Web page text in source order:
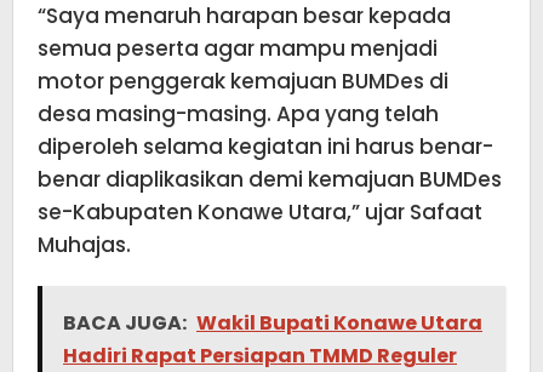
“Saya menaruh harapan besar kepada
semua peserta agar mampu menjadi
motor penggerak kemajuan BUMDes di
desa masing-masing. Apa yang telah
diperoleh selama kegiatan ini harus benar-
benar diaplikasikan demi kemajuan BUMDes
se-Kabupaten Konawe Utara,” ujar Safaat
Muhajas.
BACA JUGA: Wakil Bupati Konawe Utara
Hadiri Rapat Persiapan TMMD Reguler